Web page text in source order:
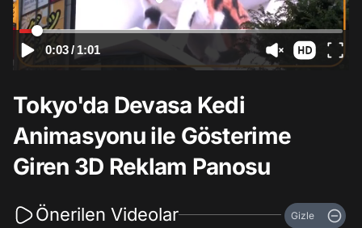
0:03/ 1:01
Tokyo'da Devasa Kedi
Animasyonu ile Gösterime
Giren 3D Reklam Panosu
Önerilen Videolar Gizle